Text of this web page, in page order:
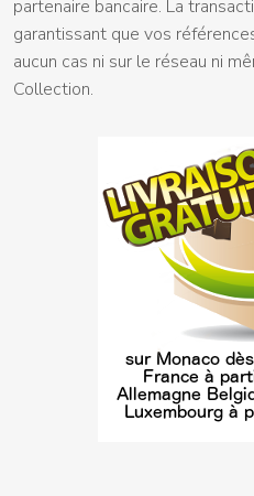
partenaire bancaire. La
garantissant que vos
aucun cas ni sur le réseau ni
Collection.